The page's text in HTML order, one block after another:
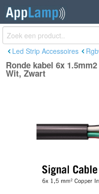
Ronde kabel
Blauw, Geel, Wit,
€4,19
Led Strip Accessoires
Ronde kabel 6x
Wit, Zwart